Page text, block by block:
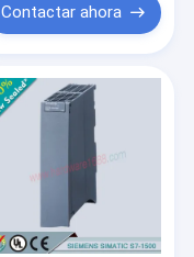
Contactar ahora